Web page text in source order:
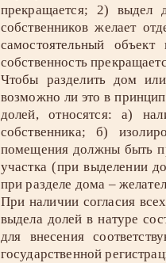
прекращается; 2)
собственников желает
самостоятельный
собственность
Чтобы разделить дом
возможно ли это в
долей, относятся: а)
собственника; б)
помещения должны быть
участка (при выделении
при разделе дома –
При наличии согласия
выдела долей в натуре
для внесения
государственной